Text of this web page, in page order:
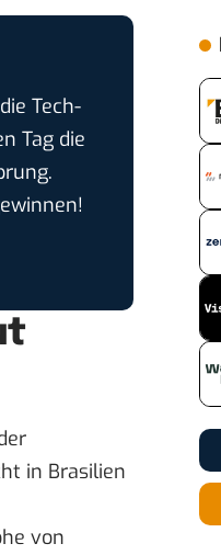
Tech-
Tag die
in Brasilien
von